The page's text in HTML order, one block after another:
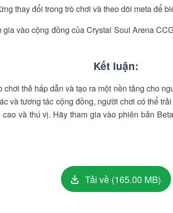
thay đổi trong trò chơi và theo dõi meta để
vào cộng đồng của Crystal Soul Arena
Kết luận:
thẻ hấp dẫn và tạo ra một nền tảng cho
và tương tác cộng đồng, người chơi có thể
và thú vị. Hãy tham gia vào phiên bản
Tải về (165.00 MB)